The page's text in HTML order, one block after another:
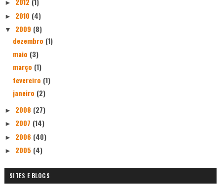
►
► 2010 (4)
▼ 2009 (8)
dezembro (1)
maio (3)
março (1)
fevereiro (1)
janeiro (2)
► 2008 (27)
► 2007 (14)
► 2006 (40)
► 2005 (4)
SITES E BLOGS